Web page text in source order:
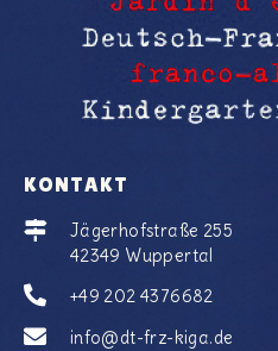
KONTAKT
Jägerhofstraße 255
42349 Wuppertal
+49 202 4376682
info@dt-frz-kiga.de